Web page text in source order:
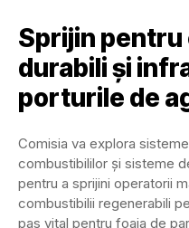
Sprijin
durabili și
porturile de
Comisia va explora
combustibililor și sisteme
pentru a sprijini operatorii
combustibilii regenerabili
pas vital pentru foaia de